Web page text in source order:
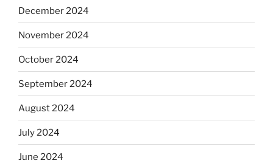
December 2024
November 2024
October 2024
September 2024
August 2024
July 2024
June 2024